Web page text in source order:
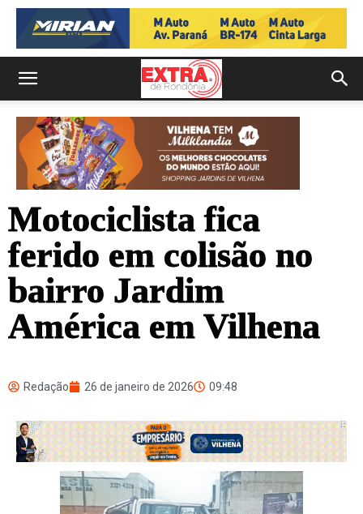
Motociclista fica
ferido em colisão no
bairro Jardim
América em Vilhena
Redação 26 de janeiro de 2026 09:48